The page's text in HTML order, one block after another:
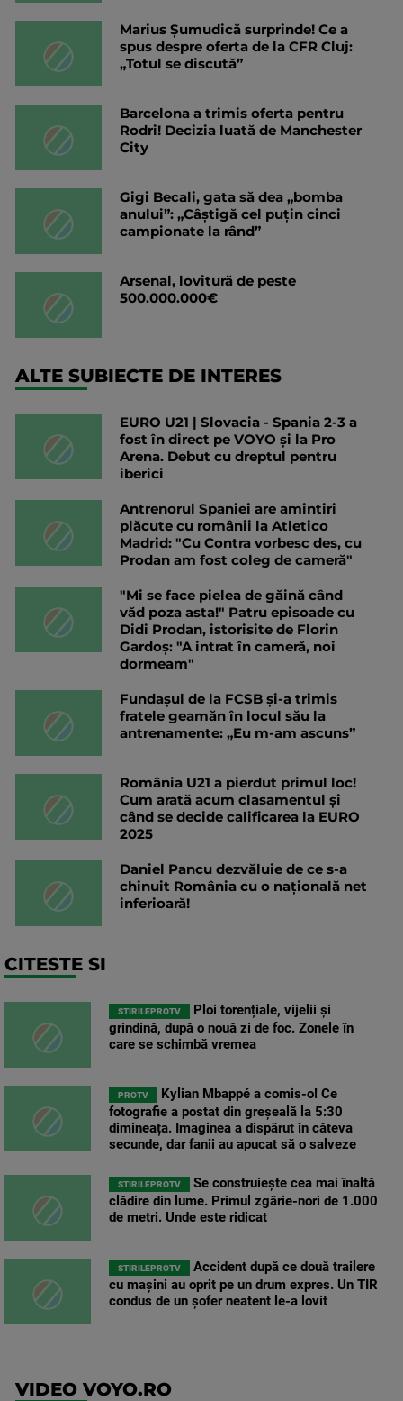
Marius Șumudică surprinde! Ce a
spus despre oferta de la CFR Cluj:
„Totul se discută”
Barcelona a trimis oferta pentru
Rodri! Decizia luată de Manchester
City
Gigi Becali, gata să dea „bomba
anului”: „Câștigă cel puțin cinci
campionate la rând”
Arsenal, lovitură de peste
500.000.000€
ALTE SUBIECTE DE INTERES
EURO U21 | Slovacia - Spania 2-3 a
fost în direct pe VOYO și la Pro
Arena. Debut cu dreptul pentru
iberici
Antrenorul Spaniei are amintiri
plăcute cu românii la Atletico
Madrid: "Cu Contra vorbesc des, cu
Prodan am fost coleg de cameră"
"Mi se face pielea de găină când
văd poza asta!" Patru episoade cu
Didi Prodan, istorisite de Florin
Gardoș: "A intrat în cameră, noi
dormeam"
Fundașul de la FCSB și-a trimis
fratele geamăn în locul său la
antrenamente: „Eu m-am ascuns”
România U21 a pierdut primul loc!
Cum arată acum clasamentul și
când se decide calificarea la EURO
2025
Daniel Pancu dezvăluie de ce s-a
chinuit România cu o națională net
inferioară!
CITESTE SI
STIRILEPROTV
Ploi torențiale, vijelii și
grindină, după o nouă zi de foc. Zonele în
care se schimbă vremea
PROTV
Kylian Mbappé a comis-o! Ce
fotografie a postat din greșeală la 5:30
dimineața. Imaginea a dispărut în câteva
secunde, dar fanii au apucat să o salveze
STIRILEPROTV
Se construiește cea mai înaltă
clădire din lume. Primul zgârie-nori de 1.000
de metri. Unde este ridicat
STIRILEPROTV
Accident după ce două trailere
cu mașini au oprit pe un drum expres. Un TIR
condus de un șofer neatent le-a lovit
VIDEO VOYO.RO